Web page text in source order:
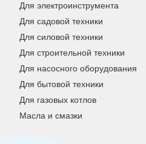
Для электроинструмента
Для садовой техники
Для силовой техники
Для строительной техники
Для насосного оборудования
Для бытовой техники
Для газовых котлов
Масла и смазки